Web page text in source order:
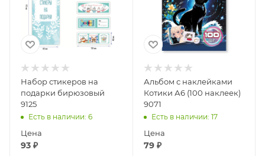
Набор стикеров на
подарки бирюзовый
9125
Есть в наличии: 6
Цена
93 ₽
Альбом с наклейками
Котики А6 (100 наклеек)
9071
Есть в наличии: 17
Цена
79₽